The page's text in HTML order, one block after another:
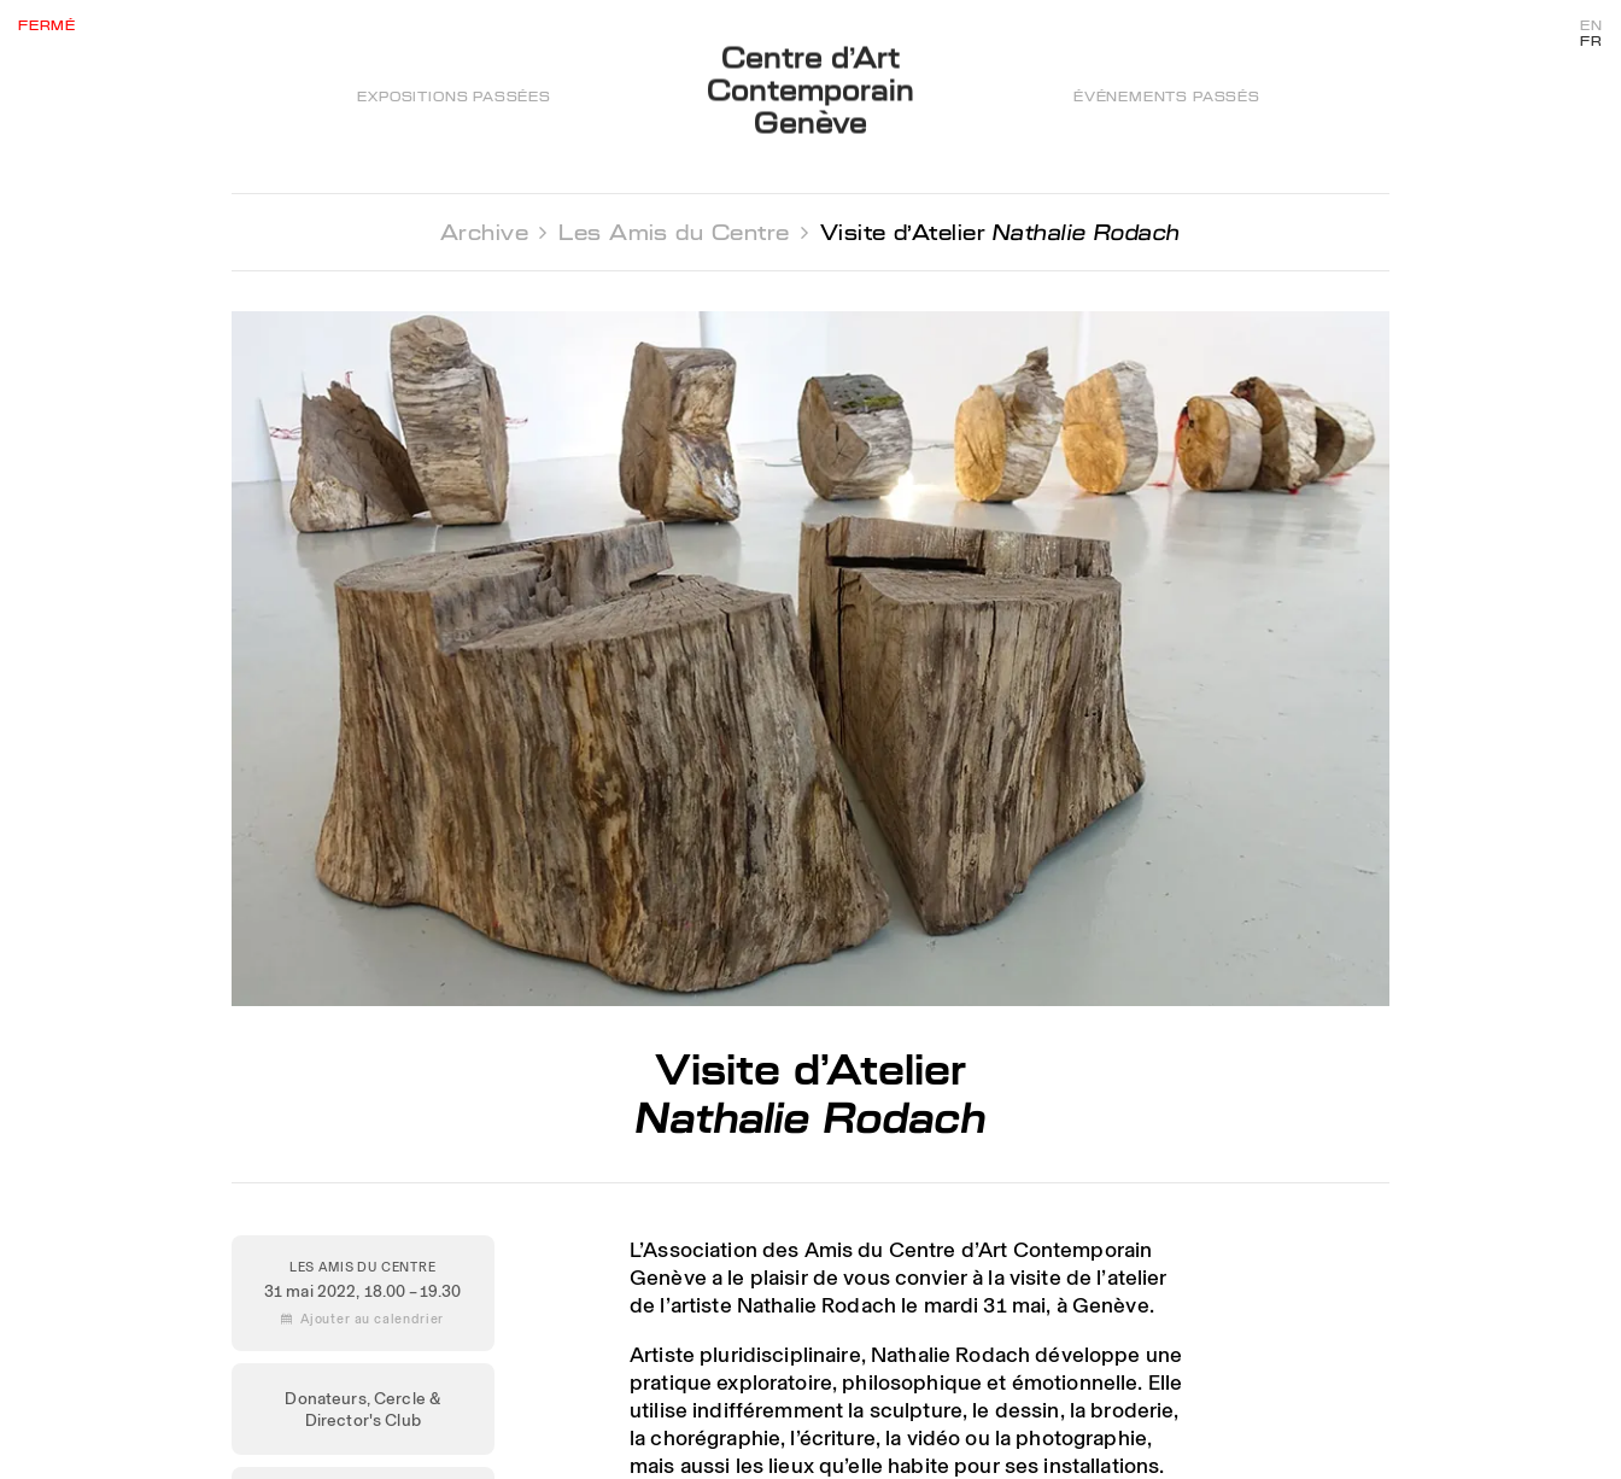
FERMÉ
EXPOSITIONS PASSÉES
Centre d’Art
Contemporain
Genève
ÉVÉNEMENTS PASSÉS
EN
FR
Archive  Les Amis du Centre  Visite d'AtelierNathalie Rodach
Visite d’Atelier
Nathalie Rodach
LES AMIS DU CENTRE
31 mai 2022, 18.00 – 19.30
 Ajouter au calendrier
Donateurs, Cercle &
Director's Club
L’Association des Amis du Centre d’Art Contemporain
Genève a le plaisir de vous convier à la visite de l’atelier
de l’artiste Nathalie Rodach le mardi 31 mai, à Genève.
Artiste pluridisciplinaire, Nathalie Rodach développe une
pratique exploratoire, philosophique et émotionnelle. Elle
utilise indifféremment la sculpture, le dessin, la broderie,
la chorégraphie, l’écriture, la vidéo ou la photographie,
mais aussi les lieux qu’elle habite pour ses installations.